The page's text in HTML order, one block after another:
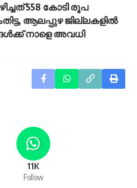
558 കോടി രൂപ
ആലപ്പുഴ ജില്ലകളിൽ
നാളെ അവധി
11K
Follow